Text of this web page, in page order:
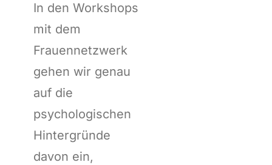
In den Workshops
mit dem
Frauennetzwerk
gehen wir genau
auf die
psychologischen
Hintergründe
davon ein,